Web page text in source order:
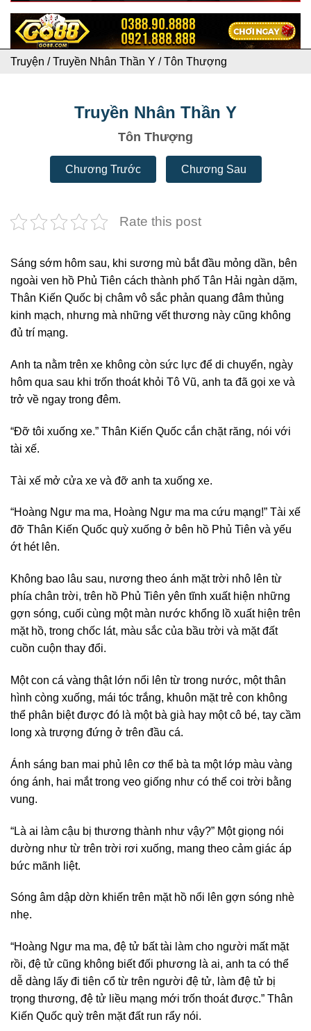
Truyện /Truyền Nhân Thần Y /Tôn Thượng
Truyền Nhân Thần Y
Tôn Thượng
Chương Trước Chương Sau
Rate this post
Sáng sớm hôm sau, khi sương mù bắt đầu mỏng dần, bên
ngoài ven hồ Phủ Tiên cách thành phố Tân Hải ngàn dặm,
Thân Kiến Quốc bị châm vô sắc phản quang đâm thủng
kinh mạch, nhưng mà những vết thương này cũng không
đủ trí mạng.
Anh ta nằm trên xe không còn sức lực để di chuyển, ngày
hôm qua sau khi trốn thoát khỏi Tô Vũ, anh ta đã gọi xe và
trở về ngay trong đêm.
“Đỡ tôi xuống xe.” Thân Kiến Quốc cắn chặt răng, nói với
tài xế.
Tài xế mở cửa xe và đỡ anh ta xuống xe.
“Hoàng Ngư ma ma, Hoàng Ngư ma ma cứu mạng!” Tài xế
đỡ Thân Kiến Quốc quỳ xuống ở bên hồ Phủ Tiên và yếu
ớt hét lên.
Không bao lâu sau, nương theo ánh mặt trời nhô lên từ
phía chân trời, trên hồ Phủ Tiên yên tĩnh xuất hiện những
gợn sóng, cuối cùng một màn nước khổng lồ xuất hiện trên
mặt hồ, trong chốc lát, màu sắc của bầu trời và mặt đất
cuồn cuộn thay đổi.
Một con cá vàng thật lớn nổi lên từ trong nước, một thân
hình còng xuống, mái tóc trắng, khuôn mặt trẻ con không
thể phân biệt được đó là một bà già hay một cô bé, tay cầm
long xà trượng đứng ở trên đầu cá.
Ánh sáng ban mai phủ lên cơ thể bà ta một lớp màu vàng
óng ánh, hai mắt trong veo giống như có thể coi trời bằng
vung.
“Là ai làm cậu bị thương thành như vậy?” Một giọng nói
dường như từ trên trời rơi xuống, mang theo cảm giác áp
bức mãnh liệt.
Sóng âm dập dờn khiến trên mặt hồ nổi lên gợn sóng nhè
nhẹ.
“Hoàng Ngư ma ma, đệ tử bất tài làm cho người mất mặt
rồi, đệ tử cũng không biết đối phương là ai, anh ta có thể
dễ dàng lấy đi tiên cổ từ trên người đệ tử, làm đệ tử bị
trọng thương, đệ tử liều mạng mới trốn thoát được.” Thân
Kiến Quốc quỳ trên mặt đất run rẩy nói.